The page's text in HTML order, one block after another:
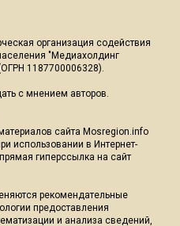
организация содействия
"Медиахолдинг
1187700006328).
с мнением авторов.
сайта Mosregion.info
использовании в Интернет-
гиперссылка на сайт
рекомендательные
предоставления
и анализа сведений,